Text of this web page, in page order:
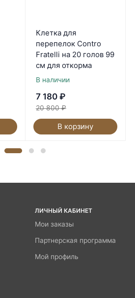
Клетка для
перепелок Contro
Fratelli на 20 голов 99
см для откорма
В наличии
7 180 ₽
20 800 ₽
В корзину
ЛИЧНЫЙ КАБИНЕТ
Мои заказы
Партнерская программа
Мой профиль